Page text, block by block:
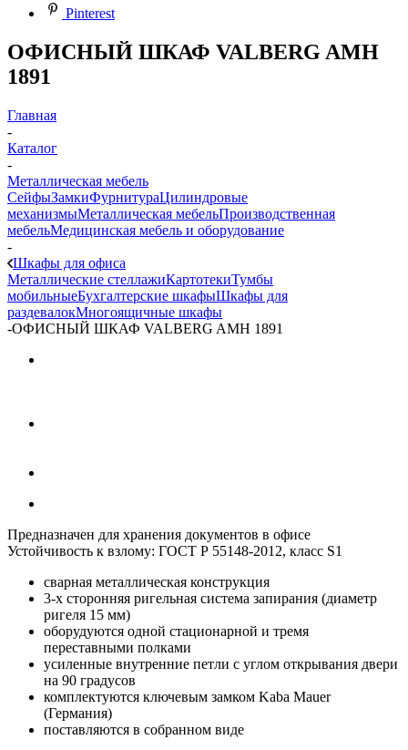
Pinterest
ОФИСНЫЙ ШКАФ VALBERG AMH
1891
Главная
-
Каталог
-
Металлическая мебель
СейфыЗамкиФурнитураЦилиндровые
механизмыМеталлическая мебельПроизводственная
мебельМедицинская мебель и оборудование
-
Шкафы для офиса
Металлические стеллажиКартотекиТумбы
мобильныеБухгалтерские шкафыШкафы для
раздевалокМногоящичные шкафы
-ОФИСНЫЙ ШКАФ VALBERG AMH 1891
Предназначен для хранения документов в офисе
Устойчивость к взлому: ГОСТ Р 55148-2012, класс S1
сварная металлическая конструкция
3-х сторонняя ригельная система запирания (диаметр
ригеля 15 мм)
оборудуются одной стационарной и тремя
переставными полками
усиленные внутренние петли с углом открывания двери
на 90 градусов
комплектуются ключевым замком Kaba Mauer
(Германия)
поставляются в собранном виде